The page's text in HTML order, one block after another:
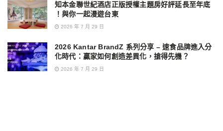
知本金聯世紀酒店正版授權主題房好評延長至年底
！與你一起漫遊台東
2026 年 7 月 29 日
2026 Kantar BrandZ 系列分享 – 速食品牌進入分
化時代：贏家如何創造差異化，搶得先機？
2026 年 7 月 29 日